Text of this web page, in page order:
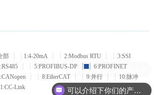
部 1:4-20mA 2:Modbus RTU
3:SSI
5:PROFIBUS-DP
6:PROFINET
8:EtherCAT 9:并行
10:脉冲
Link
可以介绍下你们的产品么？
现在有优惠活动么？